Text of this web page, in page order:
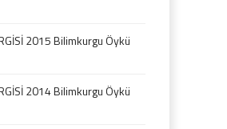
2015 Bilimkurgu Öykü
2014 Bilimkurgu Öykü